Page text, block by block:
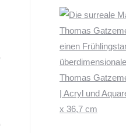
Thomas
| Acryl und
x 36,7 cm